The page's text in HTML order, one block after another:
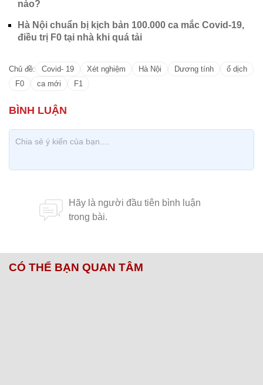
nào?
Hà Nội chuẩn bị kịch bản 100.000 ca mắc Covid-19,
điều trị F0 tại nhà khi quá tải
Chủ đề: Covid- 19 Xét nghiệm Hà Nội Dương tính
ổ dịch
F0
ca mới F1
CÓ THỂ BẠN QUAN TÂM